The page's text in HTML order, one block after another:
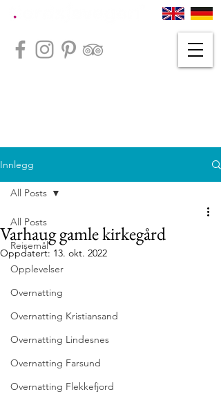
Innlegg
All Posts
Reisemål
Opplevelser
Overnatting
Overnatting Kristiansand
Overnatting Lindesnes
Overnatting Farsund
Overnatting Flekkefjord
All Posts
Varhaug gamle kirkegård
Oppdatert: 13. okt. 2022